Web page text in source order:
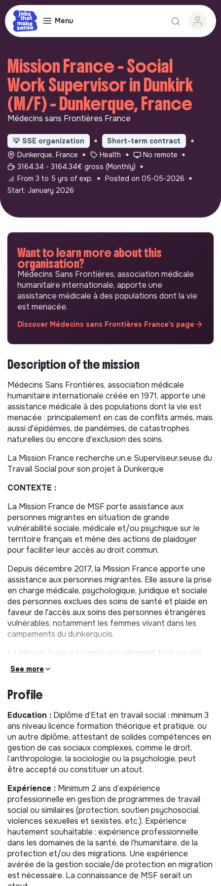
Menu
Mission France - Social
Work Supervisor in Dunkirk
(M/F) - Dunkerque, France
Médecins sans Frontières France
💡 SSE organization
Short-term contract
Dunkerque, France
Health
No remote
3164.34 - 3164.34€ gross (Monthly)
From 3 to 5 yrs of exp.
Posted on 05-05-2026
Start: January 2026
Want to learn more about this
organisation?
Médecins Sans Frontières, association médicale
humanitaire internationale, apporte une
assistance médicale à des populations dont la vie
est menacée.
Discover Médecins sans Frontières France's page
Description of the mission
Médecins Sans Frontières, association médicale
humanitaire internationale créée en 1971, apporte une
assistance médicale à des populations dont la vie est
menacée : principalement en cas de conflits armés, mais
aussi d'épidémies, de pandémies, de catastrophes
naturelles ou encore d'exclusion des soins.
La Mission France recherche un.e Superviseur.seuse du
Travail Social pour son projet à Dunkerque
CONTEXTE :
La Mission France de MSF porte assistance aux
personnes migrantes en situation de grande
vulnérabilité sociale, médicale et/ou psychique sur le
territoire français et mène des actions de plaidoyer
pour faciliter leur accès au droit commun.
Depuis décembre 2017, la Mission France apporte une
assistance aux personnes migrantes. Elle assure la prise
en charge médicale, psychologique, juridique et sociale
des personnes exclues des soins de santé et plaide en
faveur de l'accès aux soins des personnes étrangères
vulnérables, notamment les femmes vivant dans les
campements du dunkerquois.
La Mission France compte actuellement trois projets :
- En Ile-de-France. Le projet est ouvert depuis
charge médicale, psychologique, sociale et juridique des
et hébergement), il a connu une évolution importante
en se spécialisant sur le public des jeunes filles en
recours de reconnaissance de minorité. S’y ajoute une
activité de clinique mobile animée par une équipe de
bénévoles
- A Calais et sur le Littoral Nord. Ouvert à l’été 2023.
Accueil de jour pour mineurs non accompagnés offrant
répit et activités ; cliniques mobiles à destination du
public général (adultes, familles, mineurs), incluant des
activités de santé mentale. Des activités saisonnières
viennent compléter les activités avec, du printemps à
l’automne, une activité de maraudes littorales à
destination des personnes exilées rescapées de
naufrage et en hiver une activité de mise à l’abri des
personnes les plus vulnérables.
See more
Profile
Education : Diplôme d’Etat en travail social : minimum 3
ans niveau licence formation théorique et pratique. ou
un autre diplôme, attestant de solides compétences en
gestion de cas sociaux complexes, comme le droit,
l’anthropologie, la sociologie ou la psychologie, peut
être accepté ou constituer un atout.
Expérience : Minimum 2 ans d’expérience
professionnelle en gestion de programmes de travail
social ou similaires (protection, soutien psychosocial,
violences sexuelles et sexistes, etc.). Expérience
hautement souhaitable : expérience professionnelle
dans les domaines de la santé, de l’humanitaire, de la
protection et/ou des migrations. Une expérience
avérée de la gestion sociale/de protection en migration
est nécessaire. La connaissance de MSF serait un